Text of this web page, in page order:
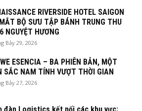
RIVERSIDE HOTEL SAIGON
BỘ SƯU TẬP BÁNH TRUNG THU
NGUYỆT HƯƠNG
Bảy 29, 2026
ESENCIA – BA PHIÊN BẢN, MỘT
SẮC NAM TÍNH VƯỢT THỜI GIAN
Bảy 27, 2026